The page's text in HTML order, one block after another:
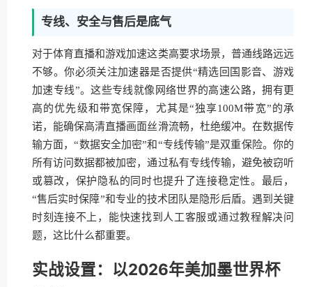
专线、安全与售后是底气
对于体育直播和游戏加速这类高要求场景，普通线路远远
不够。你必须关注加速器是否提供“精选回国影音、游戏
加速专线”。这些专线就像网络世界的高速公路，拥有更
高的优先级和带宽保障，尤其是“独享100M带宽”的承
诺，能确保高清直播画面丝滑流畅，杜绝缓冲。在数据传
输方面，“数据安全加密”和“专线传输”是双重保险。你的
所有访问数据都被加密，通过私有专线传输，避免被窃听
或篡改，保护隐私的同时也提升了连接稳定性。最后，
“售后实时保障”和专业的技术团队是隐形后盾。遇到关键
时刻连接不上，能快速找到人工客服或通过教程解决问
题，这比什么都重要。
实战设置：以2026年美加墨世界杯